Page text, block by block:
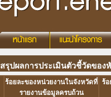
สรุปผลการประเมินตัวชี้วัดของ
ร้อยละของหน่วยงานในจังหวัดที่
รายงานข้อมูลครบถ้วน
ร้